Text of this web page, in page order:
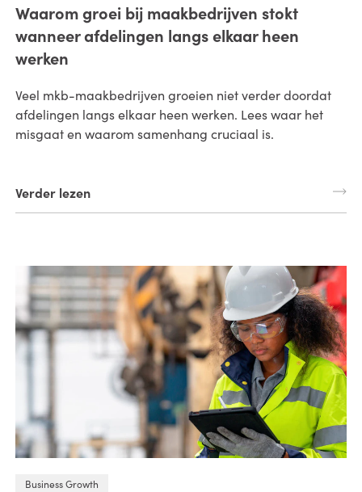
Waarom groei bij maakbedrijven stokt
wanneer afdelingen langs elkaar heen
werken
Veel mkb-maakbedrijven groeien niet verder doordat
afdelingen langs elkaar heen werken. Lees waar het
misgaat en waarom samenhang cruciaal is.
Verder lezen
Business Growth